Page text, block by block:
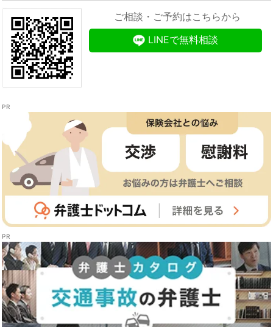
ご相談・ご予約はこちらから
LINEで無料相談